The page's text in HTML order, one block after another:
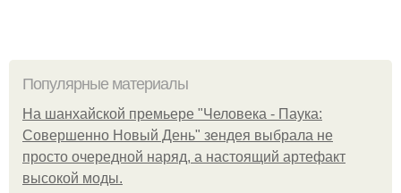
Популярные материалы
На шанхайской премьере "Человека - Паука:
Совершенно Новый День" зендея выбрала не
просто очередной наряд, а настоящий артефакт
высокой моды.